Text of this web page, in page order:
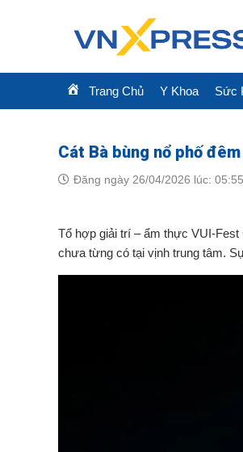
Trang Chủ Y Khoa Sức
Cát Bà bùng nổ phố đêm
Đăng ngày 26/04/2026 lúc: 05:55
Tổ hợp giải trí – ẩm thực VUI-Fest
chưa từng có tại vịnh trung tâm.